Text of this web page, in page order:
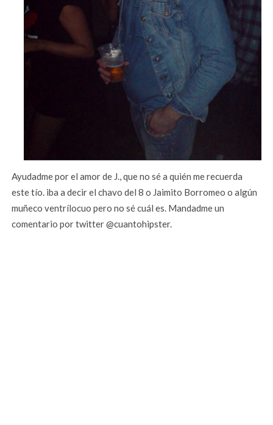
Ayudadme por el amor de J., que no sé a quién me recuerda
este tío. iba a decir el chavo del 8 o Jaimito Borromeo o algún
muñeco ventrílocuo pero no sé cuál es. Mandadme un
comentario por twitter @cuantohipster.